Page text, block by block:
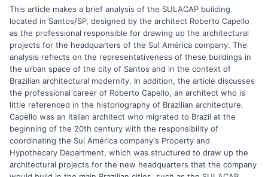
This article makes a brief analysis of the SULACAP building
located in Santos/SP, designed by the architect Roberto Capello
as the professional responsible for drawing up the architectural
projects for the headquarters of the Sul América company. The
analysis reflects on the representativeness of these buildings in
the urban space of the city of Santos and in the context of
Brazilian architectural modernity. In addition, the article discusses
the professional career of Roberto Capello, an architect who is
little referenced in the historiography of Brazilian architecture.
Capello was an Italian architect who migrated to Brazil at the
beginning of the 20th century with the responsibility of
coordinating the Sul América company's Property and
Hypothecary Department, which was structured to draw up the
architectural projects for the new headquarters that the company